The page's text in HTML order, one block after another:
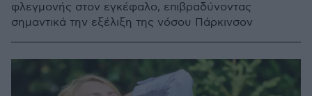
φλεγμονής στον εγκέφαλο, επιβραδύνοντας
σημαντικά την εξέλιξη της νόσου Πάρκινσον